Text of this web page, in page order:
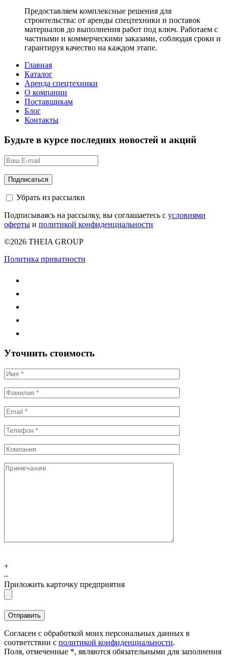
Предоставляем комплексные решения для
строительства: от аренды спецтехники и поставок
материалов до выполнения работ под ключ. Работаем с
частными и коммерческими заказами, соблюдая сроки и
гарантируя качество на каждом этапе.
Главная
Каталог
Аренда спецтехники
О компании
Поставщикам
Блог
Контакты
Будьте в курсе последних новостей и акций
Убрать из рассылки
Подписываясь на рассылку, вы соглашаетесь с условиями
оферты и политикой конфиденциальности
©2026 THEIA GROUP
Политика приватности
Уточнить стоимость
+
–
Приложить карточку предприятия
Согласен с обработкой моих персональных данных в
соответствии с политикой конфиденциальности.
Поля, отмеченные *, являются обязательными для заполнения